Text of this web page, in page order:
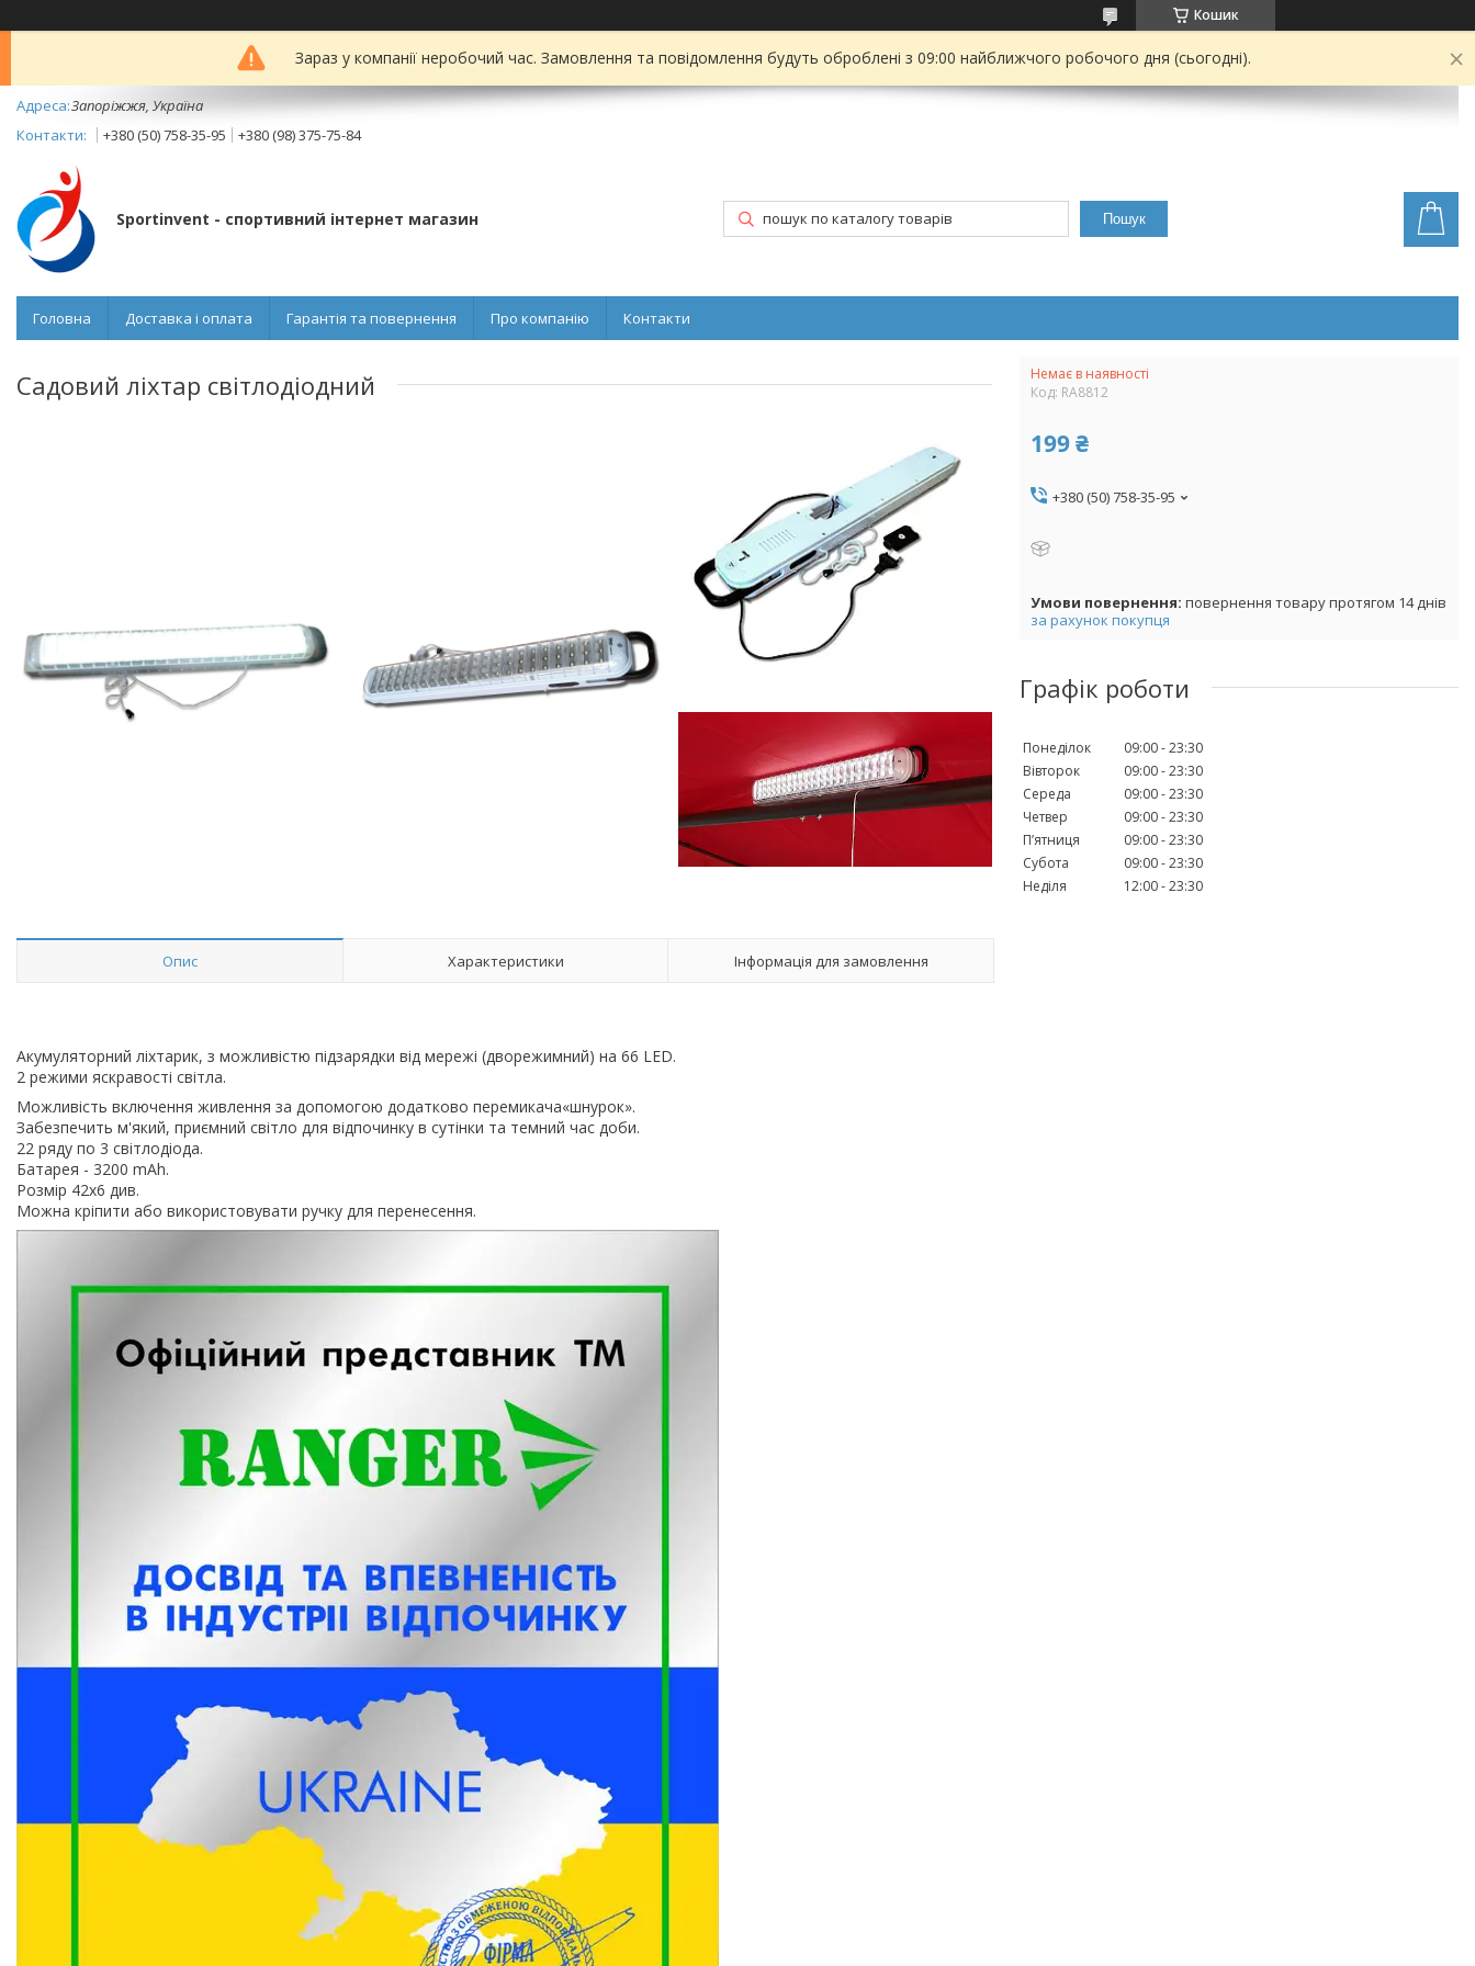
Кошик
Зараз у компанії неробочий час. Замовлення та повідомлення будуть оброблені з 09:00 найближчого робочого дня (сьогодні).
Запоріжжя, Україна
+380 (50) 758-35-95
+380 (98) 375-75-84
Sportinvent - спортивний інтернет магазин Пошук
Головна Доставка і оплата Гарантія та повернення Про компанію Контакти
Садовий ліхтар світлодіодний
Опис Характеристики Інформація для замовлення
Акумуляторний ліхтарик, з можливістю підзарядки від мережі (дворежимний) на 66 LED.
2 режими яскравості світла.
Можливість включення живлення за допомогою додатково перемикача«шнурок».
Забезпечить м'який, приємний світло для відпочинку в сутінки та темний час доби.
22 ряду по 3 світлодіода.
Батарея - 3200 mAh.
Розмір 42х6 див.
Можна кріпити або використовувати ручку для перенесення.
Немає в наявності
Код: RA8812
199 ₴
+380 (50) 758-35-95
повернення товару протягом 14 днів
за рахунок покупця
Графік роботи
Понеділок 09:00 23:30
Вівторок
09:00 23:30
Середа
09:00 23:30
Четвер
09:00 23:30
Пʼятниця
09:00 23:30
Субота
09:00 23:30
Неділя
12:00 23:30